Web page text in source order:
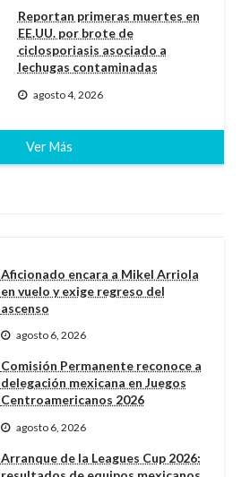
Reportan primeras muertes en
EE.UU. por brote de
ciclosporiasis asociado a
lechugas contaminadas
agosto 4, 2026
Ver Más
Aficionado encara a Mikel Arriola
en vuelo y exige regreso del
ascenso
agosto 6, 2026
Comisión Permanente reconoce a
delegación mexicana en Juegos
Centroamericanos 2026
agosto 6, 2026
Arranque de la Leagues Cup 2026: